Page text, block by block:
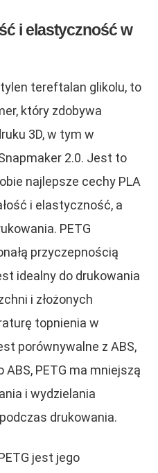
i elastyczność w
tereftalan glikolu, to
który zdobywa
3D, w tym w
2.0. Jest to
najlepsze cechy PLA
i elastyczność, a
PETG
przyczepnością
idealny do drukowania
i złożonych
topnienia w
porównywalne z ABS,
PETG ma mniejszą
i wydzielania
drukowania.
jest jego